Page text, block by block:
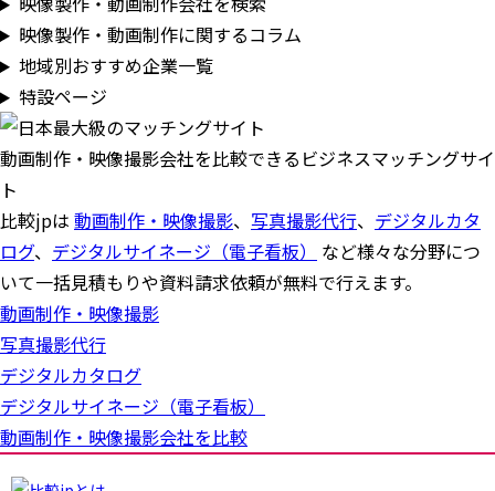
映像製作・動画制作に関するコラム
地域別おすすめ企業一覧
特設ページ
動画制作・映像撮影会社を比較できるビジネスマッチングサイ
ト
比較jpは 動画制作・映像撮影、 写真撮影代行、 デジタルカタ
ログ、 デジタルサイネージ（電子看板）
など様々な分野につ
いて一括見積もりや資料請求依頼が無料で行えます。
動画制作・映像撮影
写真撮影代行
デジタルカタログ
デジタルサイネージ（電子看板）
動画制作・映像撮影会社を比較